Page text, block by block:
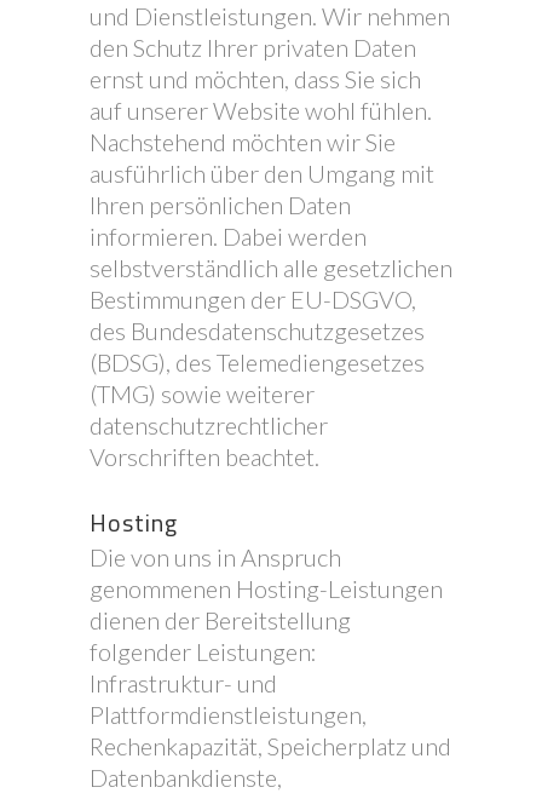
und Dienstleistungen. Wir nehmen
den Schutz Ihrer privaten Daten
ernst und möchten, dass Sie sich
auf unserer Website wohl fühlen.
Nachstehend möchten wir Sie
ausführlich über den Umgang mit
Ihren persönlichen Daten
informieren. Dabei werden
selbstverständlich alle gesetzlichen
Bestimmungen der EU-DSGVO,
des Bundesdatenschutzgesetzes
(BDSG), des Telemediengesetzes
(TMG) sowie weiterer
datenschutzrechtlicher
Vorschriften beachtet.
Hosting
Die von uns in Anspruch
genommenen Hosting-Leistungen
dienen der Bereitstellung
folgender Leistungen:
Infrastruktur- und
Plattformdienstleistungen,
Rechenkapazität, Speicherplatz und
Datenbankdienste,